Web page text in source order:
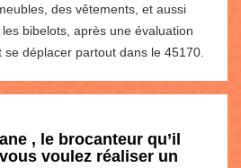
des vêtements, et aussi
bibelots, après une évaluation
déplacer partout dans le 45170.
, le brocanteur qu’il
voulez réaliser un